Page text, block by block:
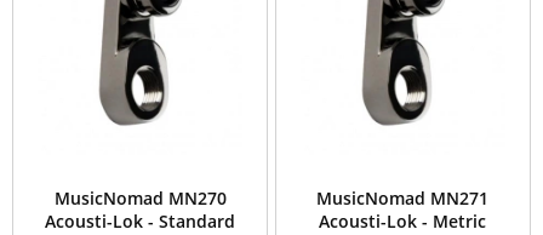
MusicNomad MN270
Acousti-Lok - Standard
MusicNomad MN271
Acousti-Lok - Metric